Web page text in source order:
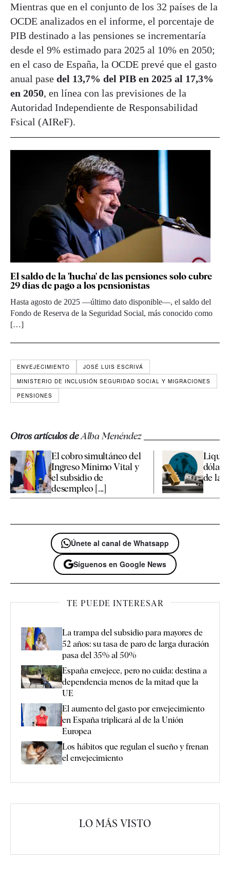
Mientras que en el conjunto de los 32 países de la
OCDE analizados en el informe, el porcentaje de
PIB destinado a las pensiones se incrementaría
desde el 9% estimado para 2025 al 10% en 2050;
en el caso de España, la OCDE prevé que el gasto
anual pase del 13,7% del PIB en 2025 al 17,3%
en 2050, en línea con las previsiones de la
Autoridad Independiente de Responsabilidad
Fsical (AIReF).
El saldo de la 'hucha' de las pensiones solo cubre
29 días de pago a los pensionistas
Hasta agosto de 2025 —último dato disponible—, el saldo del
Fondo de Reserva de la Seguridad Social, más conocido como
[…]
ENVEJECIMIENTO
JOSÉ LUIS ESCRIVÁ
MINISTERIO DE INCLUSIÓN SEGURIDAD SOCIAL Y MIGRACIONES
PENSIONES
Otros artículos deAlba Menéndez
El cobro simultáneo del
Ingreso Mínimo Vital y
el subsidio de
desempleo [...]
dólar
de la
Únete al canal de Whatsapp
Síguenos en Google News
TE PUEDE INTERESAR
La trampa del subsidio para mayores de
52 años: su tasa de paro de larga duración
pasa del 35% al 50%
España envejece, pero no cuida: destina a
dependencia menos de la mitad que la
UE
El aumento del gasto por envejecimiento
en España triplicará al de la Unión
Europea
Los hábitos que regulan el sueño y frenan
el envejecimiento
LO MÁS VISTO